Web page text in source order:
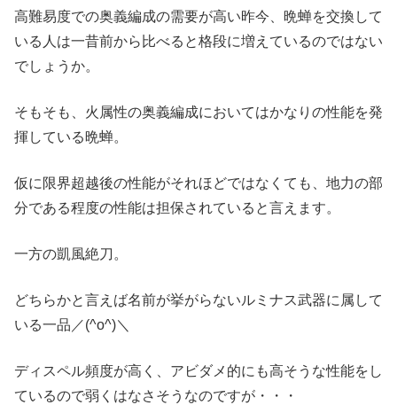
高難易度での奥義編成の需要が高い昨今、晩蝉を交換して
いる人は一昔前から比べると格段に増えているのではない
でしょうか。
そもそも、火属性の奥義編成においてはかなりの性能を発
揮している晩蝉。
仮に限界超越後の性能がそれほどではなくても、地力の部
分である程度の性能は担保されていると言えます。
一方の凱風絶刀。
どちらかと言えば名前が挙がらないルミナス武器に属して
いる一品／(^o^)＼
ディスペル頻度が高く、アビダメ的にも高そうな性能をし
ているので弱くはなさそうなのですが・・・